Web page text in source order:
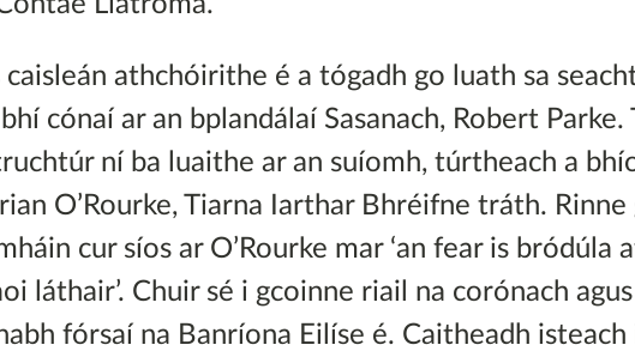
caisleán athchóirithe é a tógadh go luath sa
cónaí ar an bplandálaí Sasanach, Robert
ní ba luaithe ar an suíomh, túrtheach a
O’Rourke, Tiarna Iarthar Bhréifne tráth. Rinne
cur síos ar O’Rourke mar ‘an fear is bródúla
láthair’. Chuir sé i gcoinne riail na corónach
fórsaí na Banríona Eilíse é. Caitheadh isteach